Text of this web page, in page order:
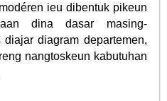
ieu dibentuk pikeun
dina dasar masing-
diagram departemen,
nangtoskeun kabutuhan